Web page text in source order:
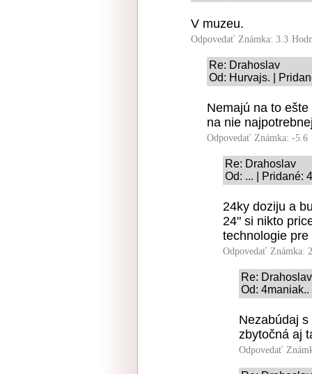
V muzeu.
Odpovedať Známka: 3.3
Re: Drahoslav
Od: Hurvajs. |
Nemajú na to
na nie
Odpovedať Známka: -5.6
Re: Drahoslav
Od: ... | Pridané:
24ky doziju a
24" si nikto
technologie
Odpovedať Známka:
Re: Drahoslav
Od:
Nezabúdaj
zbytočná aj
Odpovedať